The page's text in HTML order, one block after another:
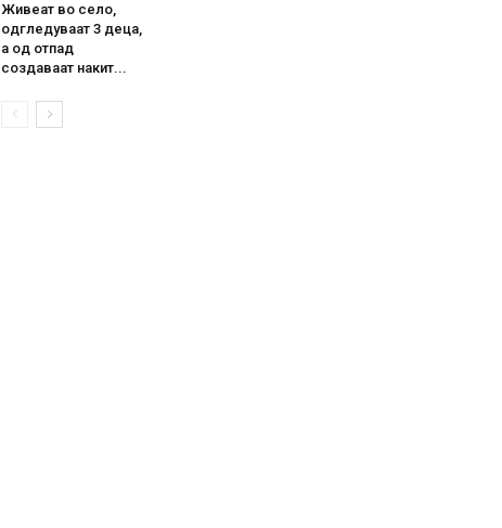
Живеат во село,
одгледуваат 3 деца,
а од отпад
создаваат накит...